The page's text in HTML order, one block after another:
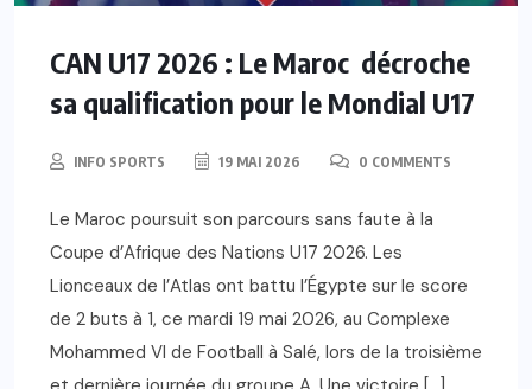
CAN U17 2026 : Le Maroc décroche
sa qualification pour le Mondial U17
INFO SPORTS 19 MAI 2026 0 COMMENTS
Le Maroc poursuit son parcours sans faute à la
Coupe d’Afrique des Nations U17 2026. Les
Lionceaux de l’Atlas ont battu l’Égypte sur le score
de 2 buts à 1, ce mardi 19 mai 2026, au Complexe
Mohammed VI de Football à Salé, lors de la troisième